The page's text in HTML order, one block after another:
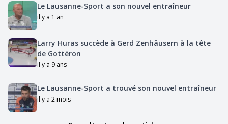
Le Lausanne-Sport a son nouvel entraîneur
il y a 1 an
Larry Huras succède à Gerd Zenhäusern à la tête
de Gottéron
il y a 9 ans
Le Lausanne-Sport a trouvé son nouvel entraîneur
il y a 2 mois